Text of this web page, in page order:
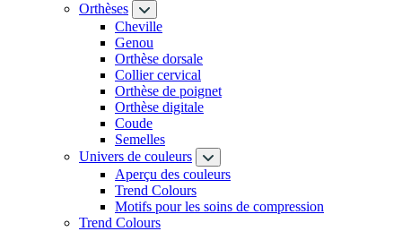
Orthèses
Cheville
Genou
Orthèse dorsale
Collier cervical
Orthèse de poignet
Orthèse digitale
Coude
Semelles
Univers de couleurs
Aperçu des couleurs
Trend Colours
Motifs pour les soins de compression
Trend Colours